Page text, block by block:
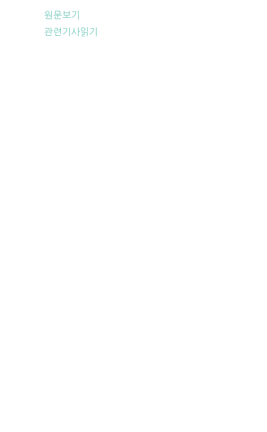
원문보기
관련기사읽기